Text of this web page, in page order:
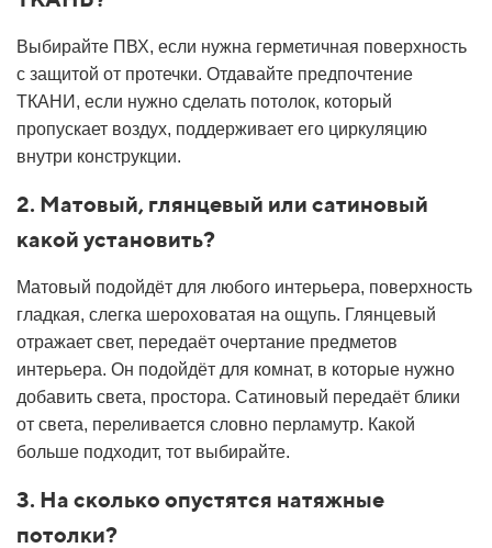
Выбирайте ПВХ, если нужна герметичная поверхность
с защитой от протечки. Отдавайте предпочтение
ТКАНИ, если нужно сделать потолок, который
пропускает воздух, поддерживает его циркуляцию
внутри конструкции.
2. Матовый, глянцевый или сатиновый
какой установить?
Матовый подойдёт для любого интерьера, поверхность
гладкая, слегка шероховатая на ощупь. Глянцевый
отражает свет, передаёт очертание предметов
интерьера. Он подойдёт для комнат, в которые нужно
добавить света, простора. Сатиновый передаёт блики
от света, переливается словно перламутр. Какой
больше подходит, тот выбирайте.
3. На сколько опустятся натяжные
потолки?